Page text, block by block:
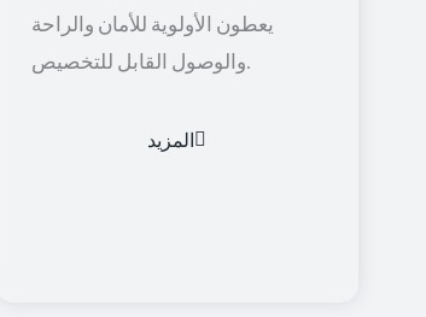
يعطون الأولوية للأمان والراحة
والوصول القابل للتخصيص.
المزيد